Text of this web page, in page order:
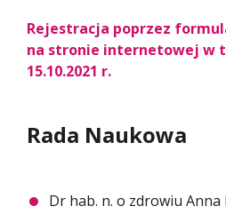
Rejestracja poprzez
na stronie internetowej w
15.10.2021 r.
Rada Naukowa
Dr hab. n. o zdrowiu Anna